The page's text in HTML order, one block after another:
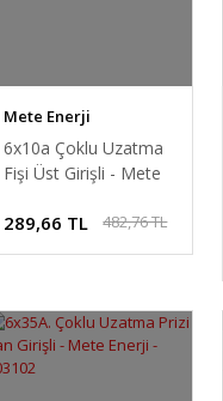
Mete Enerji
6x10a Çoklu Uzatma
Fişi Üst Girişli - Mete
289,66 TL 482,76 TL